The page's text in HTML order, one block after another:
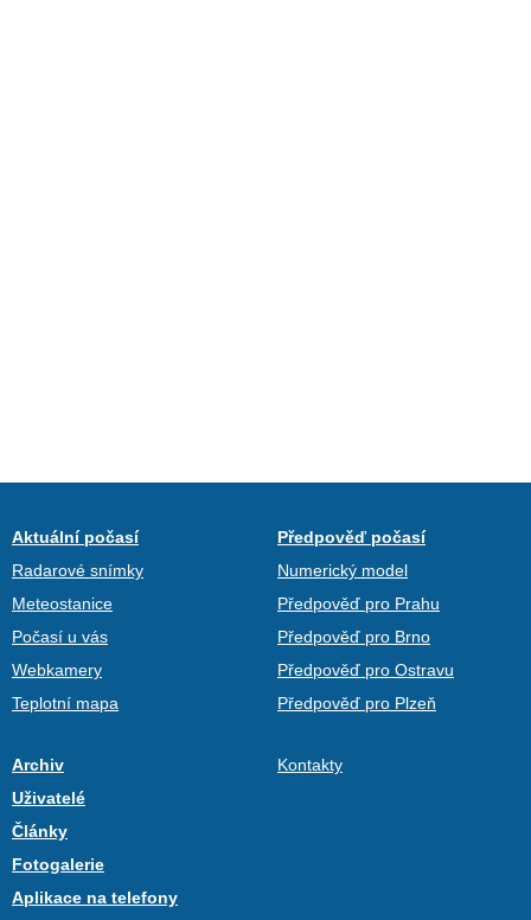
Aktuální počasí
Radarové snímky
Meteostanice
Počasí u vás
Webkamery
Teplotní mapa
Předpověď počasí
Numerický model
Předpověď pro Prahu
Předpověď pro Brno
Předpověď pro Ostravu
Předpověď pro Plzeň
Archiv
Uživatelé
Články
Fotogalerie
Aplikace na telefony
Kontakty